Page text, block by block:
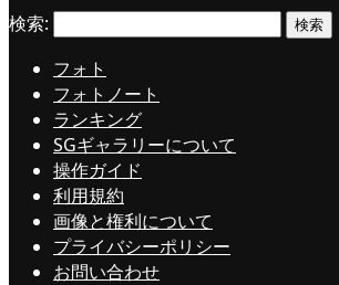
フォト
フォトノート
ランキング
SGギャラリーについて
操作ガイド
利用規約
画像と権利について
プライバシーポリシー
お問い合わせ
検索: